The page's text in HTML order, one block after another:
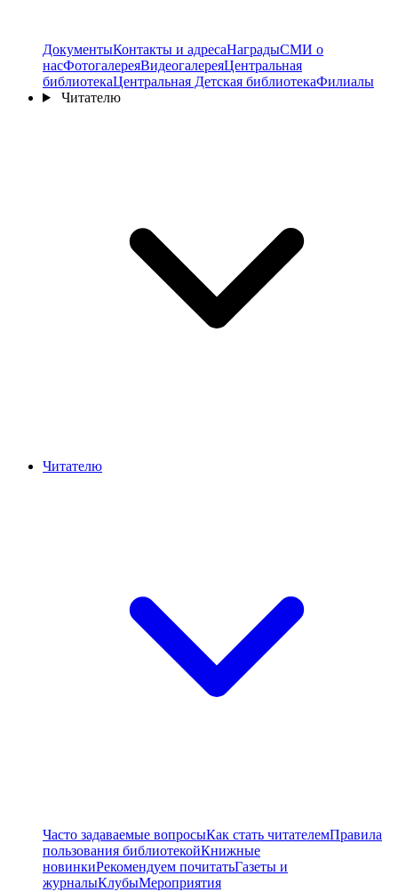
ДокументыКонтакты и адресаНаградыСМИ о
насФотогалереяВидеогалереяЦентральная
библиотекаЦентральная Детская библиотекаФилиалы
Читателю
Читателю
Часто задаваемые вопросыКак стать читателемПравила
пользования библиотекойКнижные
новинкиРекомендуем почитатьГазеты и
журналыКлубыМероприятия